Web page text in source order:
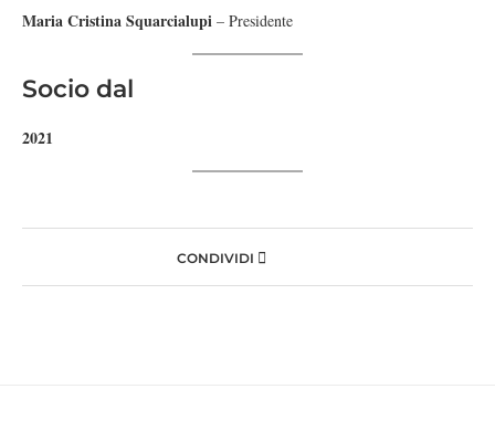
Maria Cristina Squarcialupi – Presidente
Socio dal
2021
CONDIVIDI